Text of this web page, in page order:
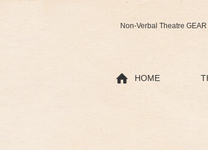
Non-Verbal Theatre
HOME